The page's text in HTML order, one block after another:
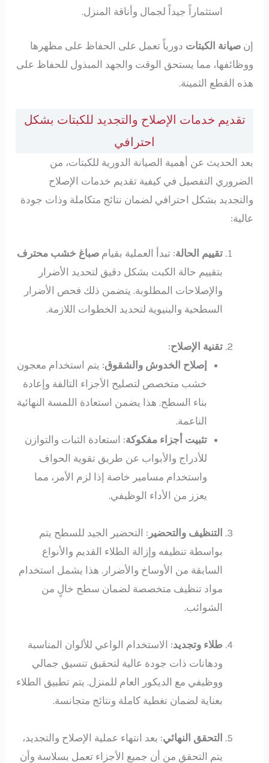
استثماراً جيداً لجمال وأناقة المنزل.
إنصيانة الكبتات دورياً تعمل على الحفاظ على مظهرها
ووظائفها، مما يستحق الوقت والجهد المبذول للحفاظ على
هذه القطع الثمينة.
تقديم خدمات الإصلاح والتجديد للكبتات بشكل
احترافي
بعد الحديث عن أهمية الصيانة الدورية للكبتات، من
الضروري التفصيل في كيفية تقديم خدمات الإصلاح
والتجديد بشكل احترافي لضمان نتائج متكاملة وذات جودة
عالية:
تقييم الحالة: تبدأ العملية بقيامصباغ خشب محترف
بتقييم حالة الكبت بشكل دقيق لتحديد الأضرار
والإصلاحات المطلوبة. يتضمن ذلك فحص الأضرار
السطحية والبنيوية لتحديد الخطوات اللازمة.
تقنية الإصلاح:
إصلاح الخدوش والشقوق: يتم استخدام معجون
خشب متخصص لتصليح الأجزاء التالفة وإعادة
بناء السطح. هذا يضمن استعادة اللمسة النهائية
الناعمة.
تثبيت أجزاء مفكوكة: استعادة الثبات والتوازن
للأدراج والأبواب عن طريق تقوية الحواف
واستخدام مسامير خاصة إذا لزم الأمر، مما
يعزز من الأداء الوظيفي.
التنظيف والتحضير : التحضير الجيد للسطح يتم
بواسطة تنظيفه وإزالة الطلاء القديم والأنواع
السابقة من الأوساخ والأضرار. هذا يشمل استخدام
مواد تنظيف متخصصة لضمان سطح خالٍ من
الشوائب.
طلاء وتجديد: الاستخدام الواعي للألوان المناسبة
ودهانات ذات جودة عالية لتحقيق تنسيق جمالي
ووظيفي مع الديكور العام للمنزل. يتم تطبيق الطلاء
بعناية لضمان تغطية كاملة ونتائج متجانسة.
التحقق النهائي: بعد انتهاء عملية الإصلاح والتجديد،
يتم التحقق من أن جميع الأجزاء تعمل بسلاسة وأن